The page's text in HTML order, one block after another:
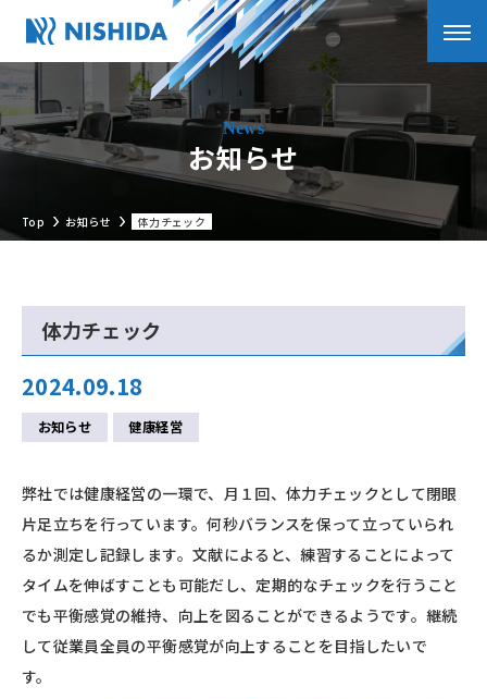
お知らせ
Top お知らせ 体力チェック
体力チェック
2024.09.18
お知らせ 健康経営
弊社では健康経営の一環で、月１回、体力チェックとして閉眼
片足立ちを行っています。何秒バランスを保って立っていられ
るか測定し記録します。文献によると、練習することによって
タイムを伸ばすことも可能だし、定期的なチェックを行うこと
でも平衡感覚の維持、向上を図ることができるようです。継続
して従業員全員の平衡感覚が向上することを目指したいで
す。